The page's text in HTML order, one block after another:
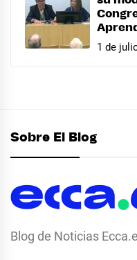
1 de
Sobre El Blog
Blog de Noticias